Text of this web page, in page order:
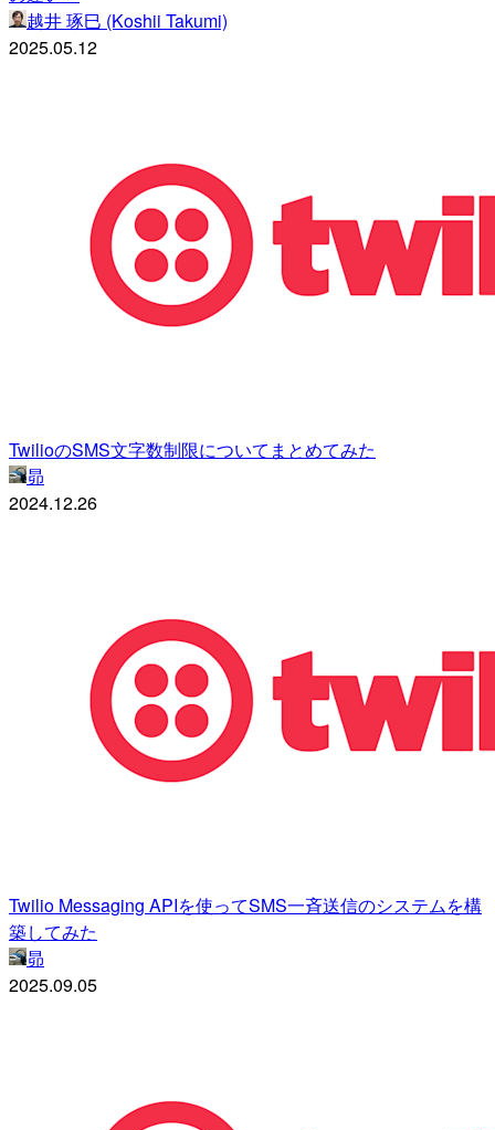
越井 琢巳 (Koshii Takumi)
2025.05.12
TwilioのSMS文字数制限についてまとめてみた
昴
2024.12.26
Twilio Messaging APIを使ってSMS一斉送信のシステムを構
築してみた
昴
2025.09.05